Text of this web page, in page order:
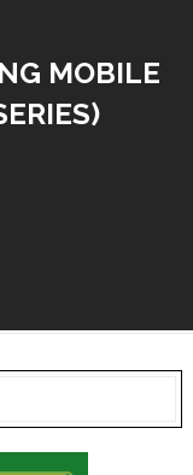
MOBILE